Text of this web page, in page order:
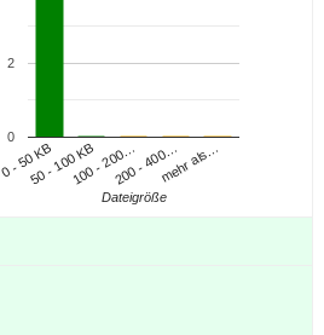
0 - 50 KB50 - 100 KB100 - 200…200 - 400…mehr als…
0
2
Dateigröße